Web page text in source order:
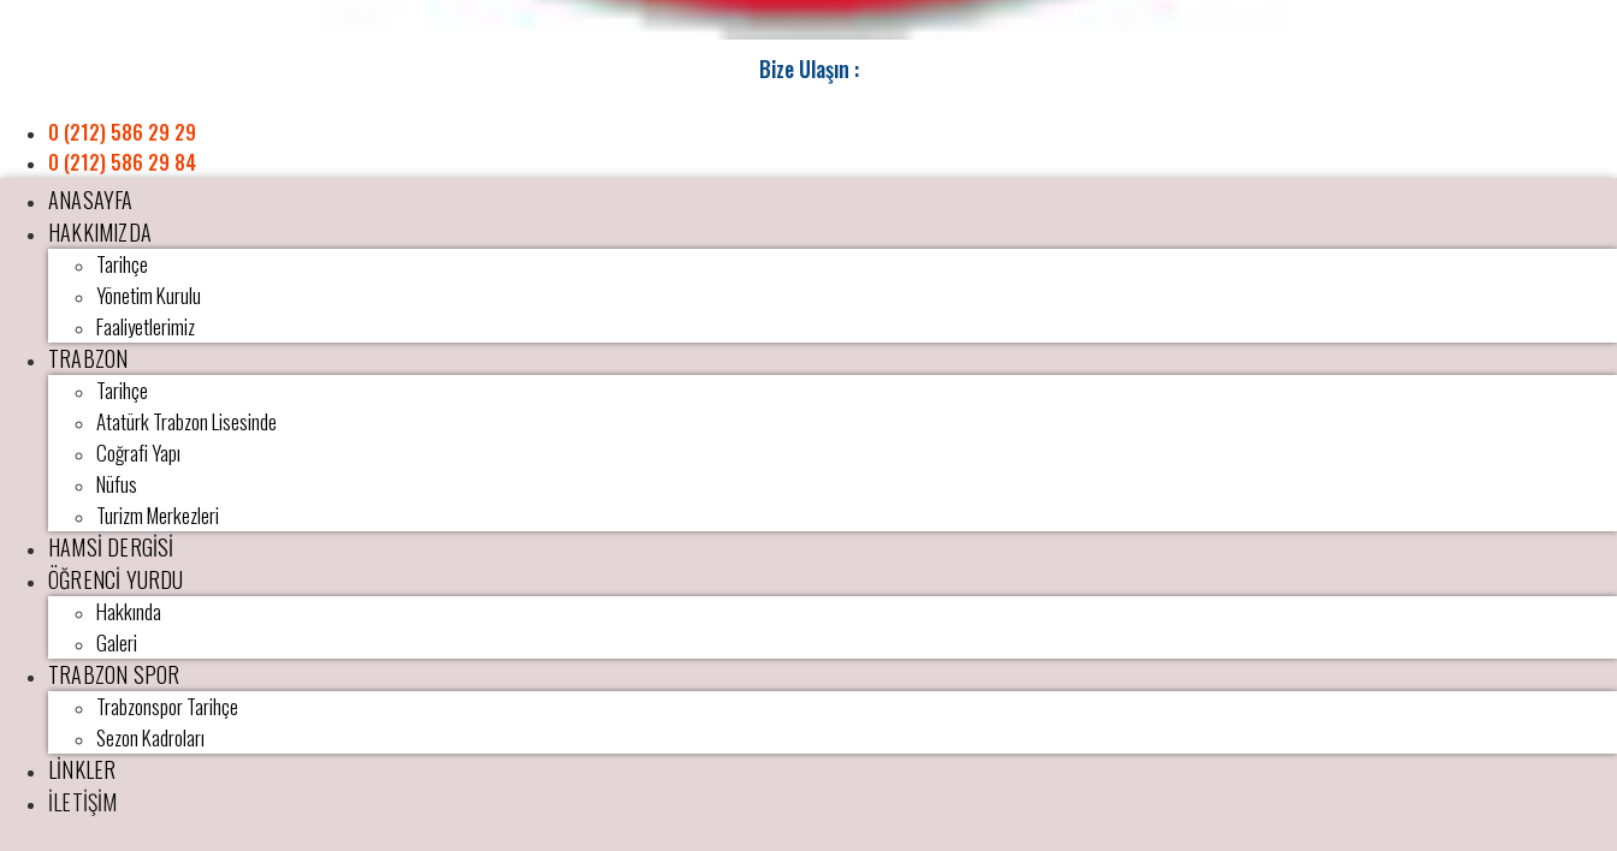
Bize Ulaşın :
0 (212) 586 29 29
0 (212) 586 29 84
ANASAYFA
HAKKIMIZDA
Tarihçe
Yönetim Kurulu
Faaliyetlerimiz
TRABZON
Tarihçe
Atatürk Trabzon Lisesinde
Coğrafi Yapı
Nüfus
Turizm Merkezleri
HAMSİ DERGİSİ
ÖĞRENCİ YURDU
Hakkında
Galeri
TRABZON SPOR
Trabzonspor Tarihçe
Sezon Kadroları
LİNKLER
İLETİŞİM